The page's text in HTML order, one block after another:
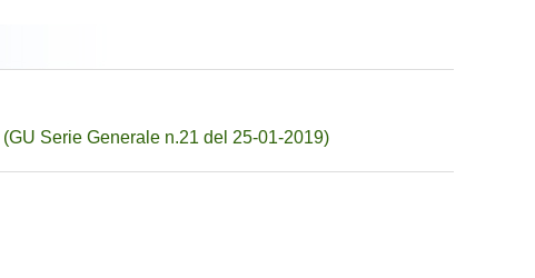
(GU Serie Generale n.21 del 25-01-2019)